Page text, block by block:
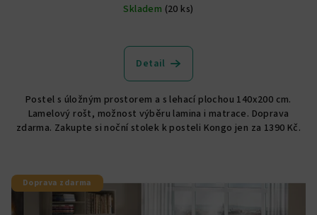
Skladem (20 ks)
Detail
Postel s úložným prostorem a s lehací plochou 140x200 cm.
Lamelový rošt, možnost výběru lamina i matrace. Doprava
zdarma. Zakupte si noční stolek k posteli Kongo jen za 1390 Kč.
Doprava zdarma